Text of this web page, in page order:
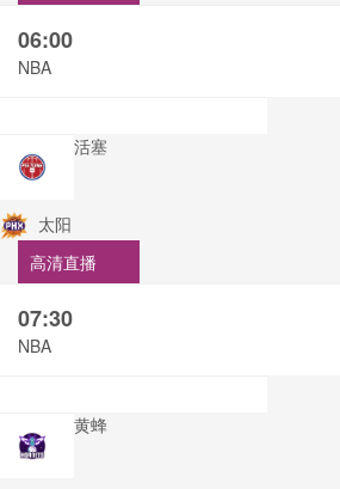
06:00
NBA
活塞
太阳
高清直播
07:30
NBA
黄蜂